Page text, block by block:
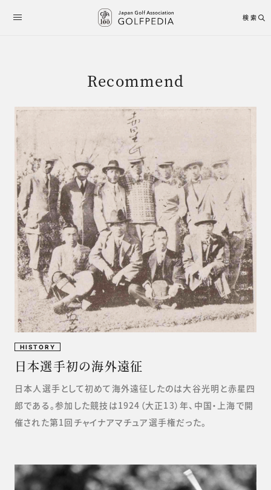
検索
Recommend
HISTORY
日本選手初の海外遠征
日本人選手として初めて海外遠征したのは大谷光明と赤星四
郎である。参加した競技は1924（大正13）年、中国・上海で開
催された第1回チャイナアマチュア選手権だった。